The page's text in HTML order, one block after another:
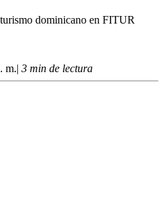
dominicano en FITUR
m.| 3 min de lectura